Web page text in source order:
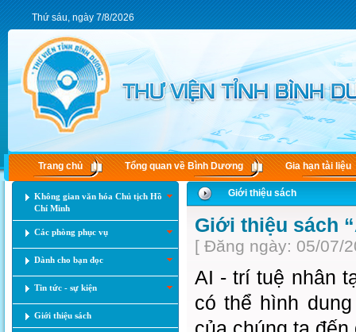
Thứ sáu, ngày 7/8/2026
Trang chủ Tổng quan về Bình Dương Gia hạn tài liệu
Không gian văn hóa Chủ tịch Hồ
Chí Minh
Các phòng phục vụ
Dành cho bạn đọc
Tin tức - sự kiện
Giới thiệu sách
Giới thiệu sách
Giới thiệu sách
[ Đăng ngày: 05/07/
AI - trí tuệ nhân
có thể hình